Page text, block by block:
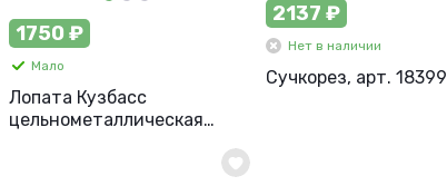
1750 ₽
Мало
Лопата Кузбасс
цельнометаллическая
2137 ₽
Нет в наличии
Сучкорез, арт. 18399